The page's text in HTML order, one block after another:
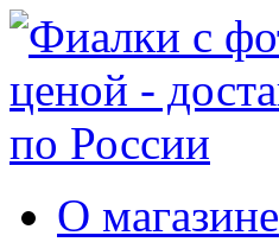
О магазине